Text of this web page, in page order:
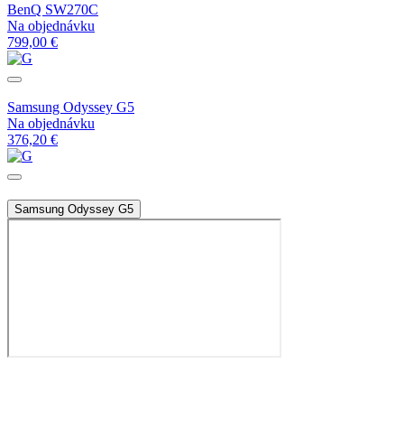
BenQ SW270C
Na objednávku
799,00 €
Samsung Odyssey G5
Na objednávku
376,20 €
Samsung Odyssey G5